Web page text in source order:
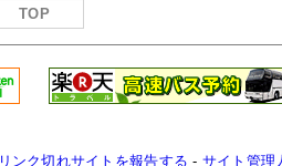
TOP
リンク切れサイトを報告する - サイト管理